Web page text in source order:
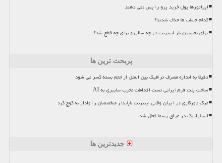
اپراتورها پول خرید پرو را پس نمی دهند
کدام حساب ها حذف شدند؟
برای نخستین بار اینترنت در چه سالی و برای چه قطع شد؟
پربحث ترین ها
دقیقا به اندازه مصرف ترافیک بین الملل از حجم بسته کسر می شود
ساخت پلت فرم ایرانی تست اقدامات مخرب سایبری به AI
مرگ دورکاری در ایران وقتی اینترنت ناپایدار متخصصان را وادار به کوچ کرد
استارلینک در عراق رسما فعال شد
جدیدترین ها